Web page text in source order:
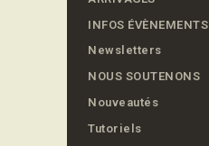
INFOS ÉVÈNEMENTS
Newsletters
NOUS SOUTENONS
Nouveautés
Tutoriels